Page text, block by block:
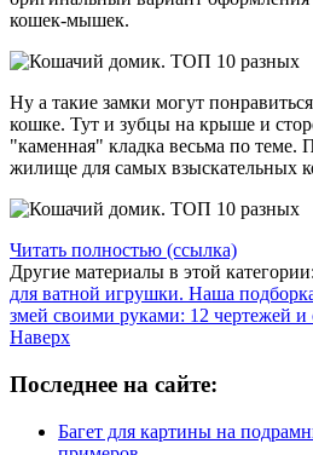
кошек-мышек.
Ну а такие замки могут
кошке. Тут и зубцы на крыше и
"каменная" кладка весьма по теме.
жилище для самых взыскательных
Читать полностью (ссылка)
Другие материалы в этой категории:
для ватной игрушки. Наша
змей своими руками: 12 чертежей и
Наверх
Последнее на сайте:
Багет для картины на